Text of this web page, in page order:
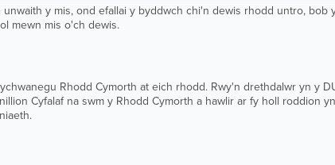
y mis, ond efallai y byddwch chi'n dewis rhodd untro, bob
mewn mis o'ch dewis.
Rhodd Cymorth at eich rhodd. Rwy'n drethdalwr yn y
Cyfalaf na swm y Rhodd Cymorth a hawlir ar fy holl roddion